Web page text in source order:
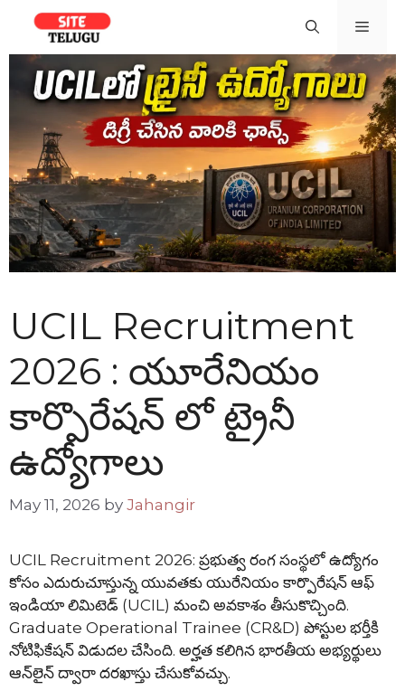
content
UCIL Recruitment
2026 : యూరేనియం
కార్పొరేషన్ లో ట్రైనీ
ఉద్యోగాలు
May 11, 2026 by Jahangir
UCIL Recruitment 2026: ప్రభుత్వ రంగ సంస్థలో ఉద్యోగం
కోసం ఎదురుచూస్తున్న యువతకు యురేనియం కార్పొరేషన్ ఆఫ్
ఇండియా లిమిటెడ్ (UCIL) మంచి అవకాశం తీసుకొచ్చింది.
Graduate Operational Trainee (CR&D) పోస్టుల భర్తీకి
నోటిఫికేషన్ విడుదల చేసింది. అర్హత కలిగిన భారతీయ అభ్యర్థులు
ఆన్‌లైన్ ద్వారా దరఖాస్తు చేసుకోవచ్చు.